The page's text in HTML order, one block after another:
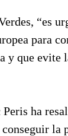
“es
para
y que evite
ha